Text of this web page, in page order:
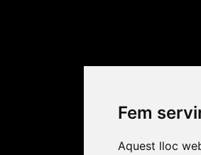
Fem
Aquest lloc